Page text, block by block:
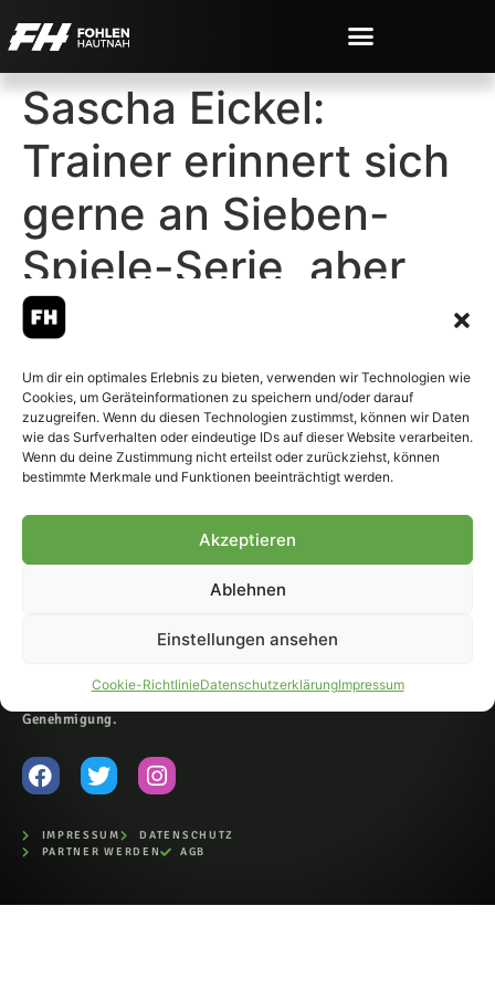
Um dir ein optimales Erlebnis zu bieten, verwenden wir Technologien wie
Cookies, um Geräteinformationen zu speichern und/oder darauf
zuzugreifen. Wenn du diesen Technologien zustimmst, können wir Daten
wie das Surfverhalten oder eindeutige IDs auf dieser Website verarbeiten.
Wenn du deine Zustimmung nicht erteilst oder zurückziehst, können
bestimmte Merkmale und Funktionen beeinträchtigt werden.
Akzeptieren
Ablehnen
Einstellungen ansehen
Cookie-RichtlinieDatenschutzerklärungImpressum
Sascha Eickel:
Trainer erinnert sich
gerne an Sieben-
Spiele-Serie, aber
nicht an RWO-
Debakel
© 2007-2026 Fohlen-Hautnah.de
offiziell eingetragenes Magazin
Nationalbibliothek (ISSN 1868-
Weiterverarbeitung, auch
Genehmigung.
IMPRESSUM
DATENSCHUTZ
PARTNER WERDEN
AGB